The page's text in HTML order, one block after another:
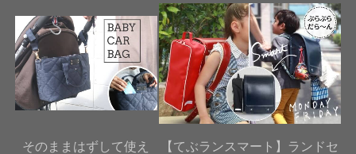
そのままはずして使え
【てぶランスマート】ランドセ